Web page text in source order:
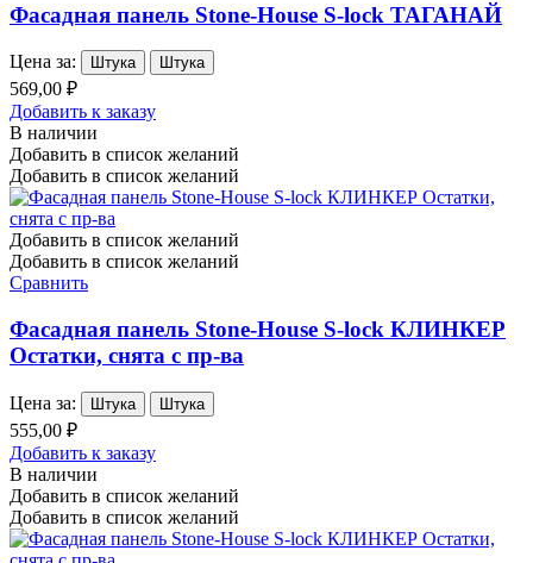
Фасадная панель Stone-House S-lock ТАГАНАЙ
Цена за: Штука Штука
569,00 ₽
Добавить к заказу
В наличии
Добавить в список желаний
Добавить в список желаний
Добавить в список желаний
Добавить в список желаний
Сравнить
Фасадная панель Stone-House S-lock КЛИНКЕР
Остатки, снята с пр-ва
Цена за: Штука Штука
555,00 ₽
Добавить к заказу
В наличии
Добавить в список желаний
Добавить в список желаний